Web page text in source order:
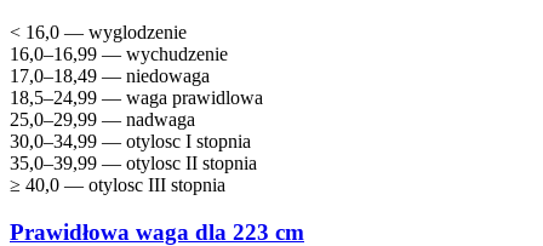
< 16,0 — wyglodzenie
16,0–16,99 — wychudzenie
17,0–18,49 — niedowaga
18,5–24,99 — waga prawidlowa
25,0–29,99 — nadwaga
30,0–34,99 — otylosc I stopnia
35,0–39,99 — otylosc II stopnia
≥ 40,0 — otylosc III stopnia
Prawidłowa waga dla 223 cm